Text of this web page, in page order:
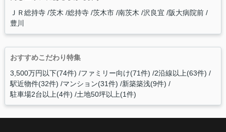
ＪＲ総持寺 茨木 総持寺 茨木市 南茨木 沢良宜 阪大病院前
豊川
おすすめこだわり特集
3,500万円以下(74件) ファミリー向け(71件) 2沿線以上(63件)
駅近物件(32件) マンション(31件) 新築築浅(9件)
駐車場2台以上(4件) 土地50坪以上(1件)